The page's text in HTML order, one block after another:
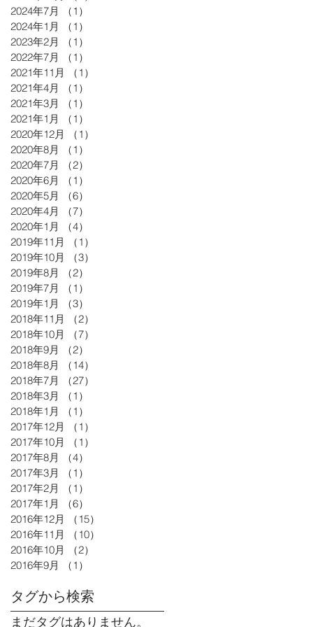
2024年7月
（1）
2024年1月
（1）
2023年2月
（1）
2022年7月
（1）
2021年11月
（1）
2021年4月
（1）
2021年3月
（1）
2021年1月
（1）
2020年12月
（1）
2020年8月
（1）
2020年7月
（2）
2020年6月
（1）
2020年5月
（6）
2020年4月
（7）
2020年1月
（4）
2019年11月
（1）
2019年10月
（3）
2019年8月
（2）
2019年7月
（1）
2019年1月
（3）
2018年11月
（2）
2018年10月
（7）
2018年9月
（2）
2018年8月
（14）
2018年7月
（27）
2018年3月
（1）
2018年1月
（1）
2017年12月
（1）
2017年10月
（1）
2017年8月
（4）
2017年3月
（1）
2017年2月
（1）
2017年1月
（6）
2016年12月
（15）
2016年11月
（10）
2016年10月
（2）
2016年9月
（1）
タグから検索
まだタグはありません。